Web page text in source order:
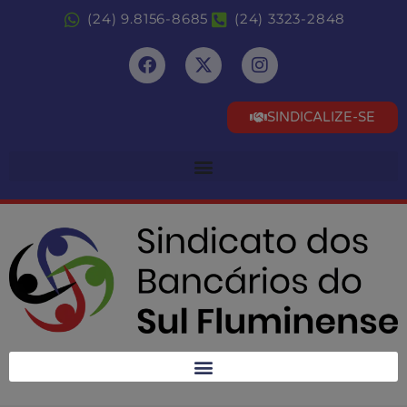
(24) 9.8156-8685 (24) 3323-2848
SINDICALIZE-SE